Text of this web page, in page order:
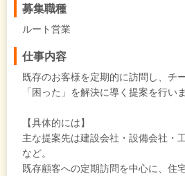
募集職種
ルート営業
仕事内容
既存のお客様を定期的に訪問し、チ
「困った」を解決に導く提案を行いま
【具体的には】
主な提案先は建設会社・設備会社・
など。
既存顧客への定期訪問を中心に、住